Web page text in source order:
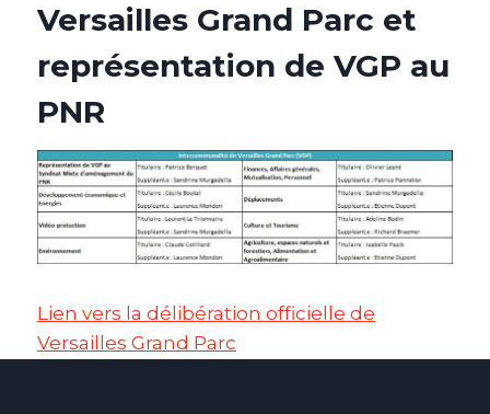
Versailles Grand Parc et
représentation de VGP au
PNR
Lien vers la délibération officielle de
Versailles Grand Parc